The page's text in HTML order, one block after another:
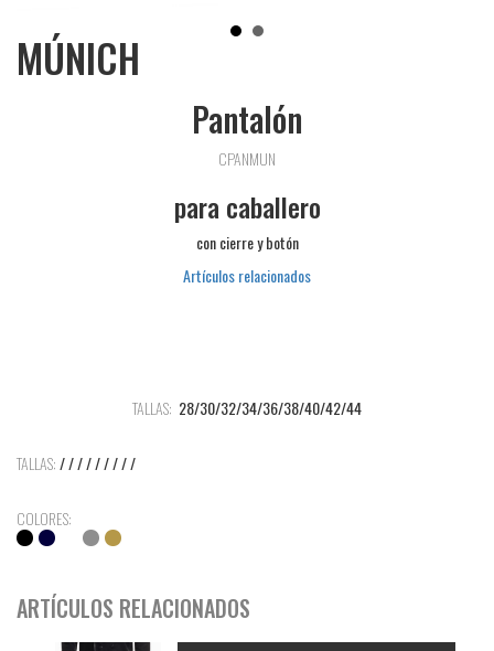
MÚNICH
Pantalón
CPANMUN
para caballero
con cierre y botón
Artículos relacionados
TALLAS: 28/30/32/34/36/38/40/42/44
TALLAS:/ / / / / / / / /
COLORES:
ARTÍCULOS RELACIONADOS